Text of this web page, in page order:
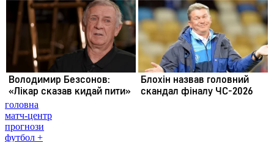
головна
матч-центр
прогнози
футбол +